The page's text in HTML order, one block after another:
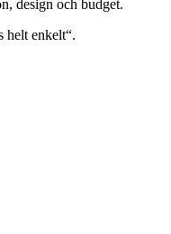
design och budget.
helt enkelt“.